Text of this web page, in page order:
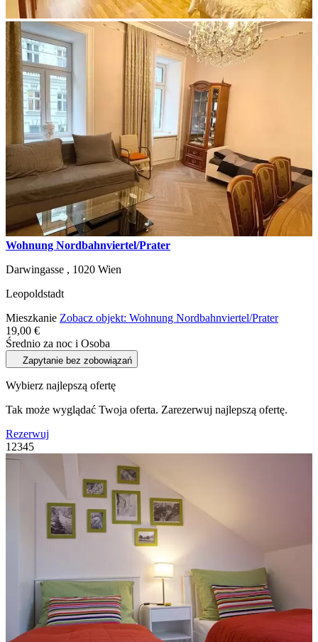
Wohnung Nordbahnviertel/Prater
Darwingasse , 1020 Wien
Leopoldstadt
Mieszkanie Zobacz objekt: Wohnung Nordbahnviertel/Prater
19,00 €
Średnio za noc i Osoba
Zapytanie bez zobowiązań
Wybierz najlepszą ofertę
Tak może wyglądać Twoja oferta. Zarezerwuj najlepszą ofertę.
Rezerwuj
12345